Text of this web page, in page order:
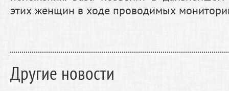
этих женщин в ходе проводимых
Другие новости